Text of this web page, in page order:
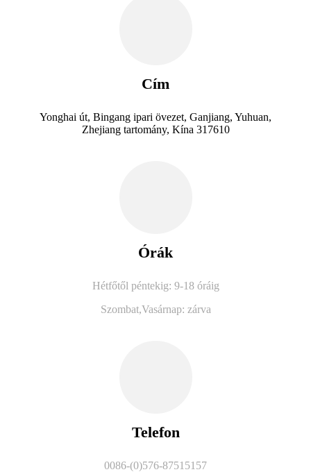
Cím
Yonghai út, Bingang ipari övezet, Ganjiang, Yuhuan,
Zhejiang tartomány, Kína 317610
Órák
Hétfőtől péntekig: 9-18 óráig
Szombat,Vasárnap: zárva
Telefon
0086-(0)576-87515157